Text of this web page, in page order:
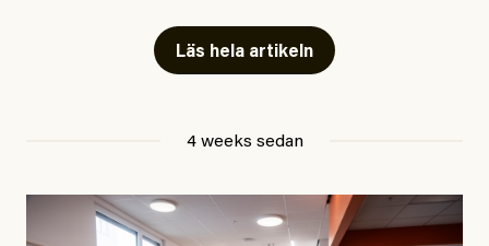
Har du också panik i hettan? Känns det som en
mardröm? Bra, allt annat vore fullständigt orimligt.
att han brukar vara ganska återhållsam när han
september 2023, när de globala temperaturerna för
månaden visade sig vara hela 0,5 °C varmare än någon
Läs hela artikeln
4 weeks sedan